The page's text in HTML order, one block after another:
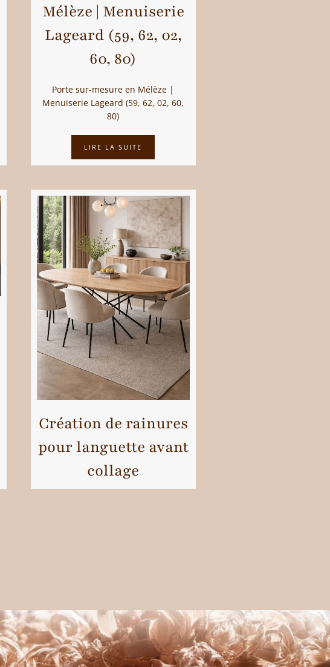
Mélèze | Menuiserie
Lageard (59, 62, 02,
60, 80)
Porte sur-mesure en Mélèze |
Menuiserie Lageard (59, 62, 02, 60,
80)
LIRE LA SUITE
Création de rainures
pour languette avant
collage